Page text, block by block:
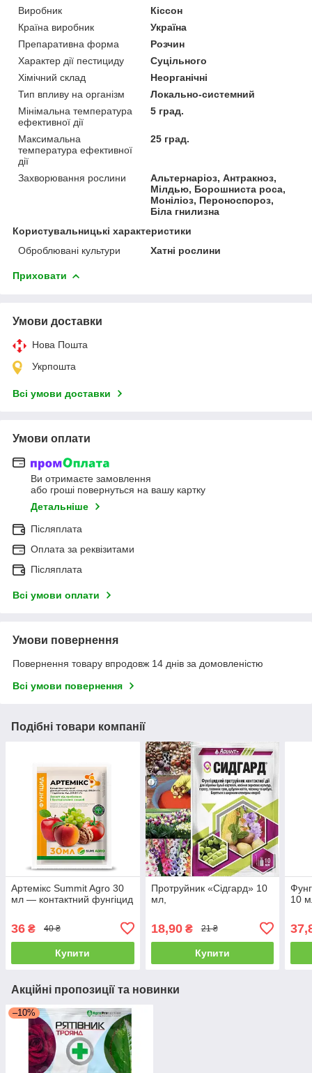
Виробник
Кіссон
Країна виробник
Україна
Препаративна форма
Розчин
Характер дії пестициду
Суцільного
Хімічний склад
Неорганічні
Тип впливу на організм
Локально-системний
Мінімальна температура
ефективної дії
5 град.
Максимальна
температура ефективної
дії
25 град.
Захворювання рослини
Альтернаріоз, Антракноз,
Мілдью, Борошниста роса,
Моніліоз, Пероноспороз,
Біла гнилизна
Користувальницькі характеристики
Оброблювані культури
Хатні рослини
Приховати
Умови доставки
Нова Пошта
Укрпошта
Всі умови доставки
Умови оплати
Ви отримаєте замовлення
або гроші повернуться на вашу картку
Детальніше
Післяплата
Оплата за реквізитами
Післяплата
Всі умови оплати
Умови повернення
Повернення товару впродовж 14 днів за домовленістю
Всі умови повернення
Подібні товари компанії
Артемікс Summit Agro 30
мл — контактний фунгіцид
36 ₴ 40 ₴
Купити
Протруйник «Сідгард» 10
мл,
18,90₴ 21 ₴
Купити
10
Акційні пропозиції та новинки
–10%